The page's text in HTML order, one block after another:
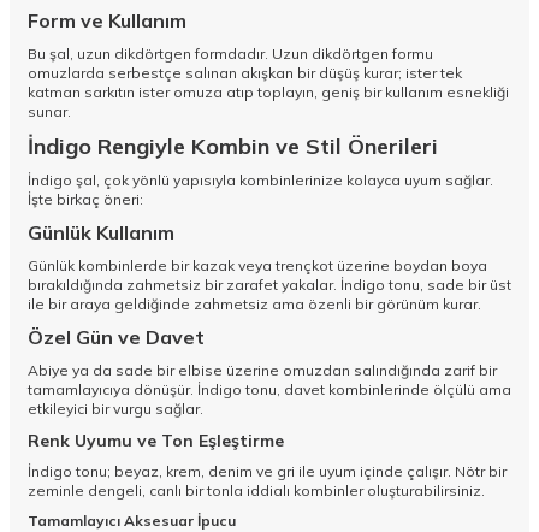
Form ve Kullanım
Bu şal, uzun dikdörtgen formdadır. Uzun dikdörtgen formu
omuzlarda serbestçe salınan akışkan bir düşüş kurar; ister tek
katman sarkıtın ister omuza atıp toplayın, geniş bir kullanım esnekliği
sunar.
İndigo Rengiyle Kombin ve Stil Önerileri
İndigo şal, çok yönlü yapısıyla kombinlerinize kolayca uyum sağlar.
İşte birkaç öneri:
Günlük Kullanım
Günlük kombinlerde bir kazak veya trençkot üzerine boydan boya
bırakıldığında zahmetsiz bir zarafet yakalar. İndigo tonu, sade bir üst
ile bir araya geldiğinde zahmetsiz ama özenli bir görünüm kurar.
Özel Gün ve Davet
Abiye ya da sade bir elbise üzerine omuzdan salındığında zarif bir
tamamlayıcıya dönüşür. İndigo tonu, davet kombinlerinde ölçülü ama
etkileyici bir vurgu sağlar.
Renk Uyumu ve Ton Eşleştirme
İndigo tonu; beyaz, krem, denim ve gri ile uyum içinde çalışır. Nötr bir
zeminle dengeli, canlı bir tonla iddialı kombinler oluşturabilirsiniz.
Tamamlayıcı Aksesuar İpucu